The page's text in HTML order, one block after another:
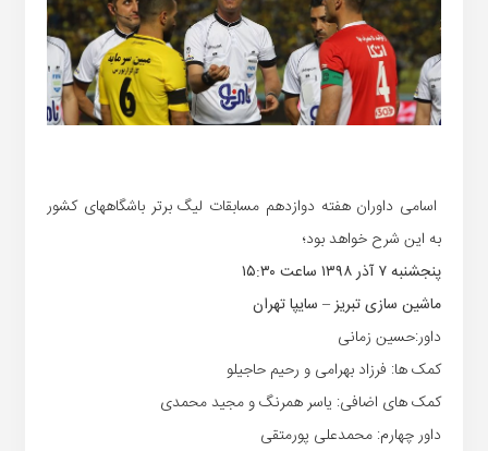
اسامی داوران هفته دوازدهم مسابقات لیگ برتر باشگاههای کشور
به این شرح خواهد بود؛
پنجشنبه ۷ آذر ۱۳۹۸ ساعت ۱۵:۳۰
ماشین سازی تبریز – سایپا تهران
داور:حسین زمانی
کمک ها: فرزاد بهرامی و رحیم حاجیلو
کمک های اضافی: یاسر همرنگ و مجید محمدی
داور چهارم: محمدعلی پورمتقی